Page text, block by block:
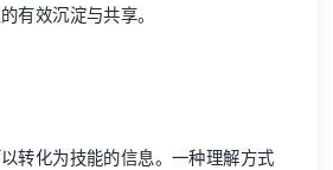
有效沉淀与共享。
转化为技能的信息。一种理解方式